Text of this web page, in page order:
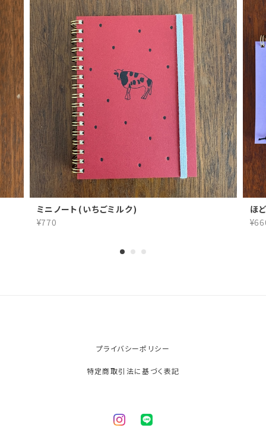
ミニノート(いちごミルク)
¥770
ほ
プライバシーポリシー
特定商取引法に基づく表記